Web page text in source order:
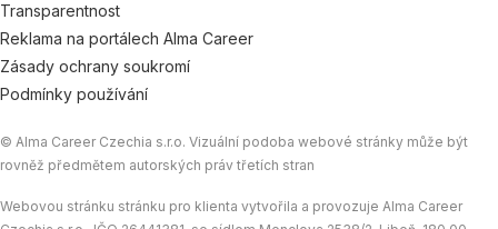
Transparentnost
Reklama na portálech Alma Career
Zásady ochrany soukromí
Podmínky používání
© Alma Career Czechia s.r.o. Vizuální podoba webové stránky může být
rovněž předmětem autorských práv třetích stran
Webovou stránku stránku pro klienta vytvořila a provozuje Alma Career